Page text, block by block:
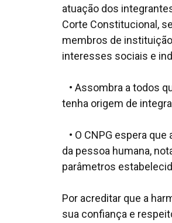
atuação dos
Corte Constitucional,
membros de
interesses sociais e
• Assombra a todos
tenha origem de
• O CNPG espera
da pessoa humana,
parâmetros
Por acreditar que a
sua confiança e